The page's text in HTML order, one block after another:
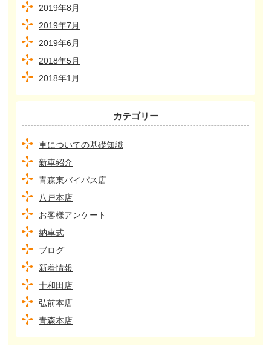
2019年8月
2019年7月
2019年6月
2018年5月
2018年1月
カテゴリー
車についての基礎知識
新車紹介
青森東バイパス店
八戸本店
お客様アンケート
納車式
ブログ
新着情報
十和田店
弘前本店
青森本店